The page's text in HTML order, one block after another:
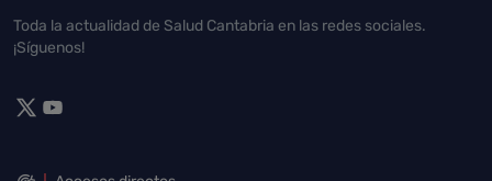
Toda la actualidad de Salud Cantabria en las redes sociales.
¡Síguenos!